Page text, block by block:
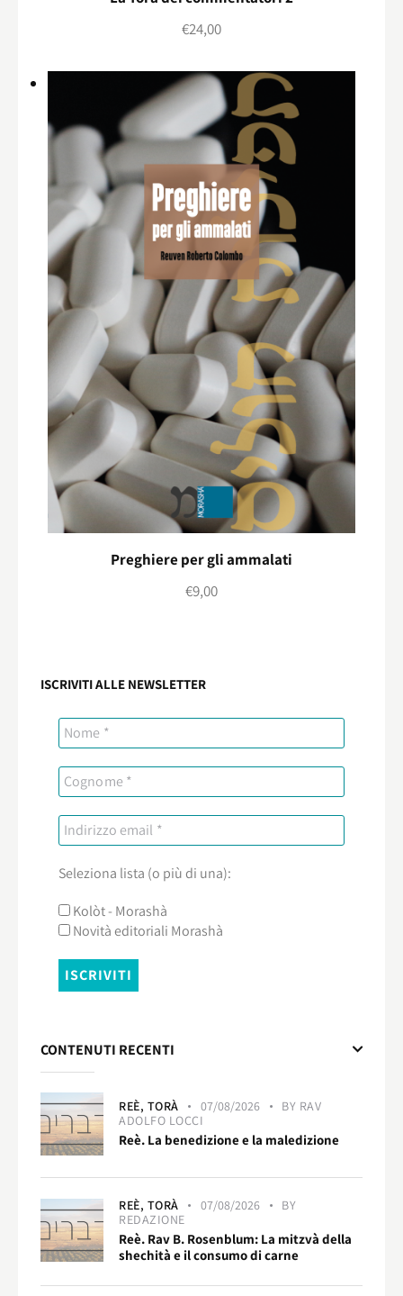
€24,00
Preghiere per gli ammalati
€9,00
ISCRIVITI ALLE NEWSLETTER
Seleziona lista (o più di una):
Kolòt - Morashà
Novità editoriali Morashà
CONTENUTI RECENTI
REÈ, TORÀ 07/08/2026 BY RAV
ADOLFO LOCCI
Reè. La benedizione e la maledizione
REÈ, TORÀ 07/08/2026
BY
REDAZIONE
Reè. Rav B. Rosenblum: La mitzvà della
shechità e il consumo di carne